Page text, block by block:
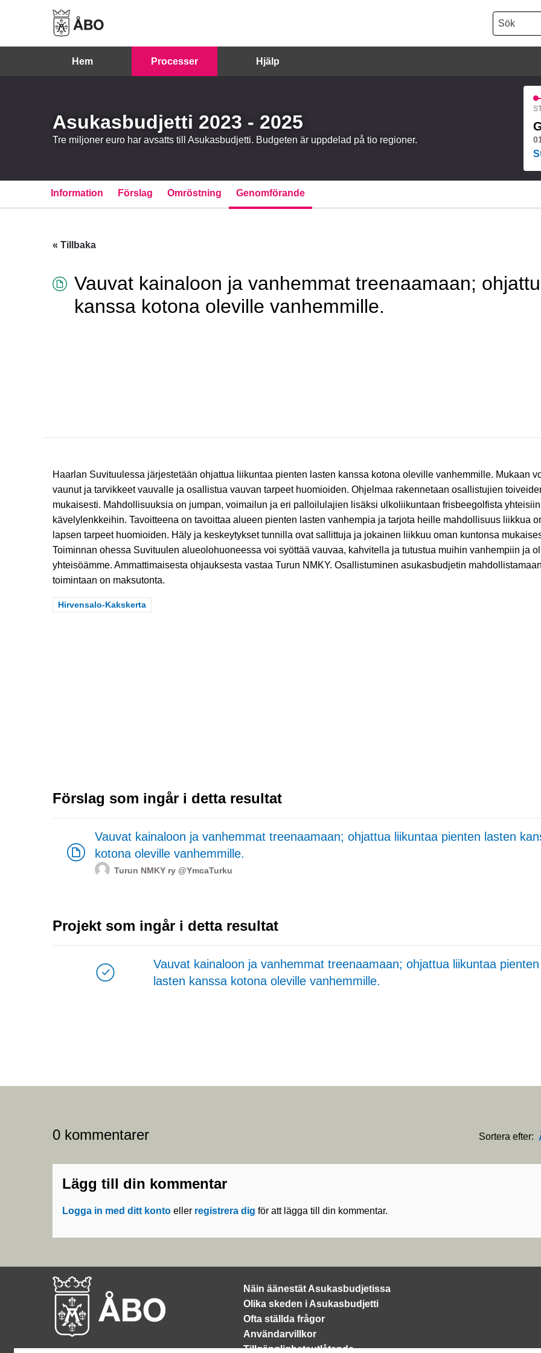
Sök
Hem Processer Hjälp
Asukasbudjetti 2023 - 2025
Tre miljoner euro har avsatts till Asukasbudjetti. Budgeten är uppdelad på tio regioner.
Information Förslag Omröstning Genomförande
« Tillbaka
Vauvat kainaloon ja vanhemmat treenaamaan;
kanssa kotona oleville vanhemmille.
Haarlan Suvituulessa järjestetään ohjattua liikuntaa pienten lasten kanssa kotona oleville vanhemmille. Mukaan
vaunut ja tarvikkeet vauvalle ja osallistua vauvan tarpeet huomioiden. Ohjelmaa rakennetaan osallistujien
mukaisesti. Mahdollisuuksia on jumpan, voimailun ja eri palloilulajien lisäksi ulkoliikuntaan frisbeegolfista yhteisiin
kävelylenkkeihin. Tavoitteena on tavoittaa alueen pienten lasten vanhempia ja tarjota heille mahdollisuus liikkua
lapsen tarpeet huomioiden. Häly ja keskeytykset tunnilla ovat sallittuja ja jokainen liikkuu oman kuntonsa
Toiminnan ohessa Suvituulen alueolohuoneessa voi syöttää vauvaa, kahvitella ja tutustua muihin vanhempiin ja
yhteisöämme. Ammattimaisesta ohjauksesta vastaa Turun NMKY. Osallistuminen asukasbudjetin
toimintaan on maksutonta.
Filtrera resultat: Hirvensalo-Kakskerta
Hirvensalo-Kakskerta
Förslag som ingår i detta resultat
Vauvat kainaloon ja vanhemmat treenaamaan; ohjattua liikuntaa pienten lasten
kotona oleville vanhemmille.
Turun NMKY ry @YmcaTurku
Projekt som ingår i detta resultat
Vauvat kainaloon ja vanhemmat treenaamaan; ohjattua liikuntaa pienten
lasten kanssa kotona oleville vanhemmille.
0 kommentarer Sortera efter:
Lägg till din kommentar
Logga in med ditt konto eller registrera dig för att lägga till din kommentar.
Näin äänestät Asukasbudjetissa
Olika skeden i Asukasbudjetti
Ofta ställda frågor
Användarvillkor
Tillgänglighetsutlåtande